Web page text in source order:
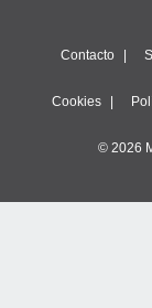
Contacto
Cookies
© 2026